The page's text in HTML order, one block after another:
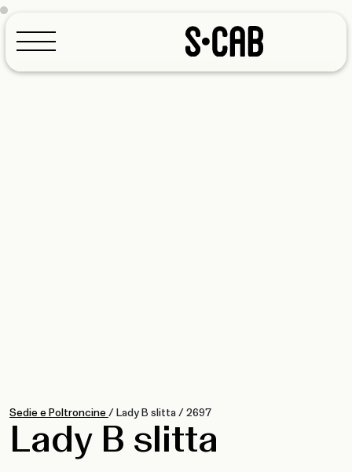
Sedie e Poltroncine /Lady B slitta/2697
Lady B slitta